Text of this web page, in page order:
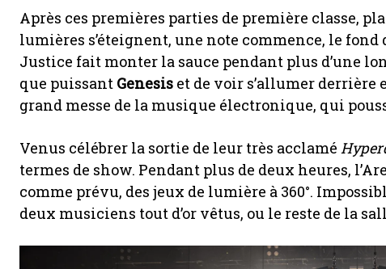
Après ces premières parties de première classe,
lumières s’éteignent, une note commence, le
Justice fait monter la sauce pendant plus d’une
que puissant Genesis et de voir s’allumer derrière
grand messe de la musique électronique, qui
Venus célébrer la sortie de leur très acclamé
termes de show. Pendant plus de deux heures,
comme prévu, des jeux de lumière à 360°.
deux musiciens tout d’or vêtus, ou le reste de la